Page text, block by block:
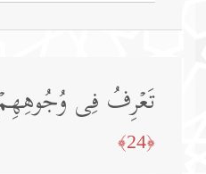
تَعۡرِفُ فِی وُجُوهِهِمۡ
﴿24﴾